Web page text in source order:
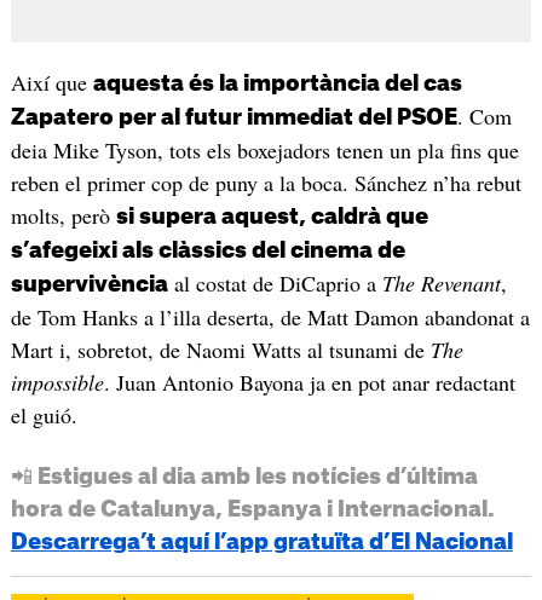
Així que aquesta és la importància del cas
Zapatero per al futur immediat del PSOE. Com
deia Mike Tyson, tots els boxejadors tenen un pla fins que
reben el primer cop de puny a la boca. Sánchez n’ha rebut
molts, però si supera aquest, caldrà que
s’afegeixi als clàssics del cinema de
supervivènciaal costat de DiCaprio a The Revenant,
de Tom Hanks a l’illa deserta, de Matt Damon abandonat a
Mart i, sobretot, de Naomi Watts al tsunami de The
impossible. Juan Antonio Bayona ja en pot anar redactant
el guió.
📲 Estigues al dia amb les notícies d’última
hora de Catalunya, Espanya i Internacional.
Descarrega’t aquí l’app gratuïta d’El Nacional